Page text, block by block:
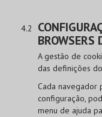
BROWSERS
A gestão de
das definições
Cada navegador
configuração,
menu de ajuda